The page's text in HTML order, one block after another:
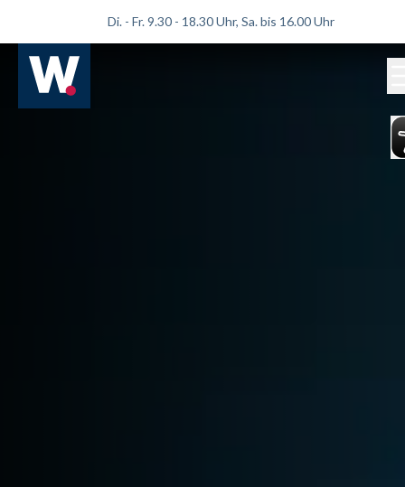
Di. - Fr. 9.30 - 18.30 Uhr, Sa. bis 16.00 Uhr